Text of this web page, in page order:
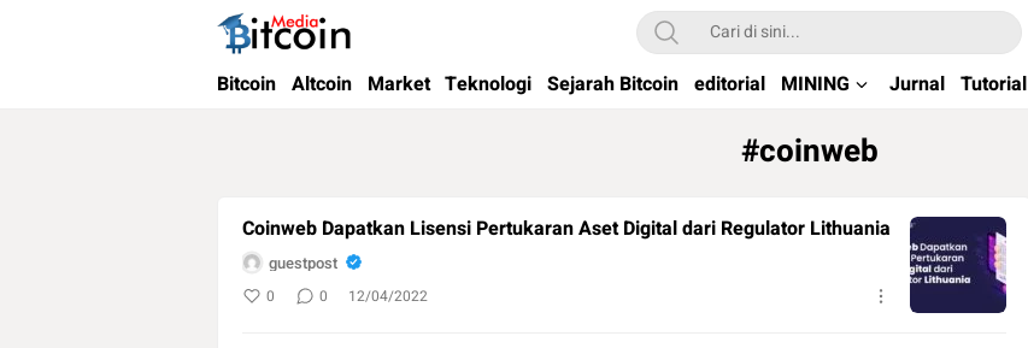
Bitcoin Media Indonesia
Media Bitcoin dan Cryptocurrency, dan Blockchain di Indonesia
Bitcoin Altcoin Market Teknologi Sejarah Bitcoin editorial MINING Jurnal Tutorial
#coinweb
Coinweb Dapatkan Lisensi Pertukaran Aset Digital dari Regulator Lithuania
guestpost
0 0 12/04/2022